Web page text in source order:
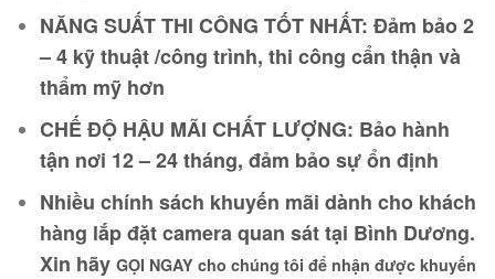
NĂNG SUẤT THI CÔNG TỐT NHẤT: Đảm bảo 2
– 4 kỹ thuật /công trình, thi công cẩn thận và
thẩm mỹ hơn
CHẾ ĐỘ HẬU MÃI CHẤT LƯỢNG: Bảo hành
tận nơi 12 – 24 tháng, đảm bảo sự ổn định
Nhiều chính sách khuyến mãi dành cho khách
hàng lắp đặt camera quan sát tại Bình Dương.
Xin hãy GỌI NGAY cho chúng tôi để nhận được khuyến